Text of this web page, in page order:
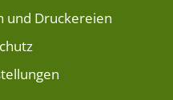
und Druckereien